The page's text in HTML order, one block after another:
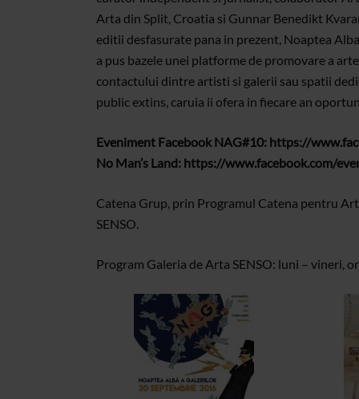
Arta din Split, Croatia si Gunnar Benedikt
editii desfasurate pana in prezent, Noaptea
a pus bazele unei platforme de promovare a
contactului dintre artisti si galerii sau spatii
public extins, caruia ii ofera in fiecare an
Eveniment Facebook NAG#10: https://
No Man’s Land: https://www.facebook.com/
Catena Grup, prin Programul Catena pentru
SENSO.
Program Galeria de Arta SENSO: luni – vineri,